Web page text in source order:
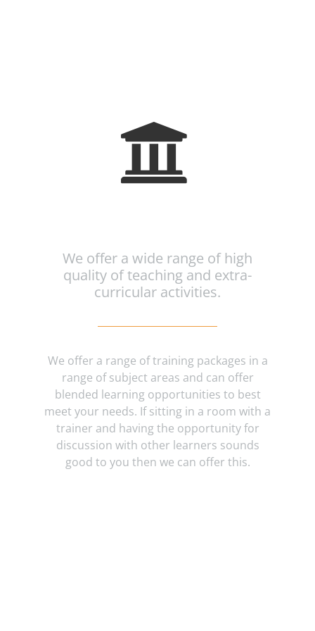
We offer a wide range of high
quality of teaching and extra-
curricular activities.
We offer a range of training packages in a
range of subject areas and can offer
blended learning opportunities to best
meet your needs. If sitting in a room with a
trainer and having the opportunity for
discussion with other learners sounds
good to you then we can offer this.